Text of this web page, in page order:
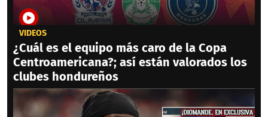
VIDEOS
¿Cuál es el equipo más caro de la Copa
Centroamericana?; así están valorados los
clubes hondureños